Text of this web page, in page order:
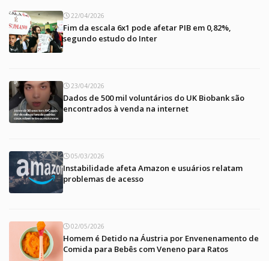
22/04/2026
Fim da escala 6x1 pode afetar PIB em 0,82%,
segundo estudo do Inter
23/04/2026
Dados de 500 mil voluntários do UK Biobank são
encontrados à venda na internet
05/03/2026
Instabilidade afeta Amazon e usuários relatam
problemas de acesso
02/05/2026
Homem é Detido na Áustria por Envenenamento de
Comida para Bebês com Veneno para Ratos